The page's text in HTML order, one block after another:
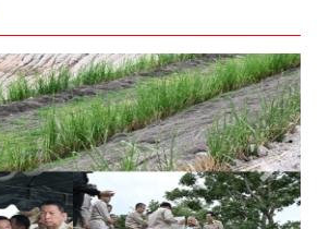
Next